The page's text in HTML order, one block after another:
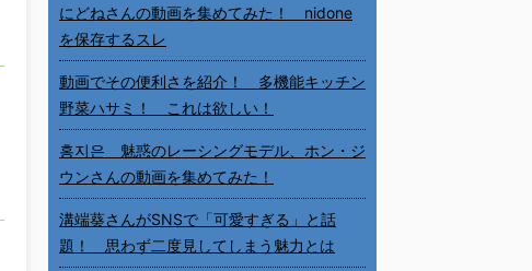
にどねさんの動画を集めてみた！ nidone
を保存するスレ
動画でその便利さを紹介！ 多機能キッチン
野菜ハサミ！ これは欲しい！
홍지은 魅惑のレーシングモデル、ホン・ジ
ウンさんの動画を集めてみた！
溝端葵さんがSNSで「可愛すぎる」と話
題！ 思わず二度見してしまう魅力とは